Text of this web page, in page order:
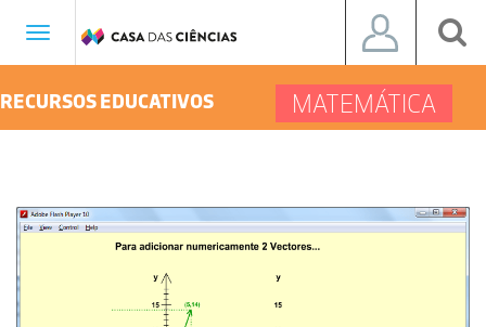
Toggle
RECURSOS EDUCATIVOS MATEMÁTICA